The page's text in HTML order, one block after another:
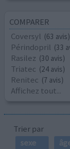
COMPARER
Coversyl (63 avis)
Périndopril (33
Rasilez (30 avis)
Triatec (24 avis)
Renitec (7 avis)
Affichez tout...
Trier par
sexe